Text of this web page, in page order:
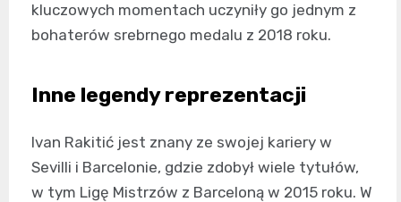
kluczowych momentach uczyniły go jednym z
bohaterów srebrnego medalu z 2018 roku.
Inne legendy reprezentacji
Ivan Rakitić jest znany ze swojej kariery w
Sevilli i Barcelonie, gdzie zdobył wiele tytułów,
w tym Ligę Mistrzów z Barceloną w 2015 roku. W